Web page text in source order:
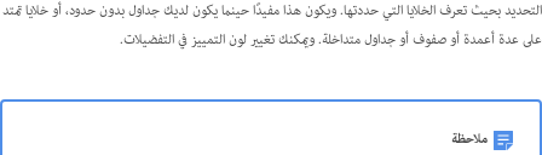
التحديد بحيث تعرف الخلايا التي حددتها. ويكون هذا مفيدًا حينما يكون لديك جداول بدون حدود، أو خلايا تمتد
على عدة أعمدة أو صفوف أو جداول متداخلة. ويمكنك تغيير لون التمييز في التفضيلات.
ملاحظة